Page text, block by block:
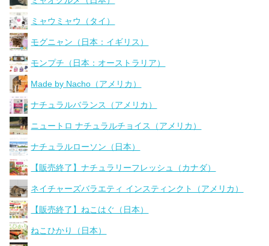
ミャウミャウ（タイ）
モグニャン（日本：イギリス）
モンプチ（日本：オーストラリア）
Made by Nacho（アメリカ）
ナチュラルバランス（アメリカ）
ニュートロ ナチュラルチョイス（アメリカ）
ナチュラルローソン（日本）
【販売終了】ナチュラリーフレッシュ（カナダ）
ネイチャーズバラエティ インスティンクト（アメリカ）
【販売終了】ねこはぐ（日本）
ねこひかり（日本）